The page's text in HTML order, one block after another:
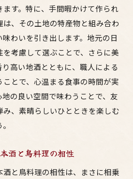
す。特に、手間暇かけて作られ
、その土地の特産物と組み合わ
わいを引き出します。地元の日
考慮して選ぶことで、さらに美
高い地酒とともに、職人による
ことで、心温まる食事の時間が実
の良い空間で味わうことで、友
み、素晴らしいひとときを楽しむ
酒と鳥料理の相性
と鳥料理の相性は、まさに相乗